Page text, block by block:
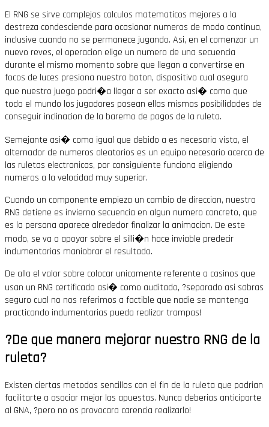
El RNG se sirve complejos calculos matematicos mejores a la
destreza condesciende para ocasionar numeros de modo continua,
inclusive cuando no se permanece jugando. Asi, en el comenzar un
nuevo reves, el operacion elige un numero de una secuencia
durante el mismo momento sobre que llegan a convertirse en
focos de luces presiona nuestro boton, dispositivo cual asegura
que nuestro juego podri�a llegar a ser exacto asi� como que
todo el mundo los jugadores posean ellas mismas posibilidades de
conseguir inclinacion de la baremo de pagos de la ruleta.
Semejante asi� como igual que debido a es necesario visto, el
alternador de numeros aleatorios es un equipo necesario acerca de
las ruletas electronicas, por consiguiente funciona eligiendo
numeros a la velocidad muy superior.
Cuando un componente empieza un cambio de direccion, nuestro
RNG detiene es invierno secuencia en algun numero concreto, que
es la persona aparece alrededor finalizar la animacion. De este
modo, se va a apoyar sobre el silli�n hace inviable predecir
indumentarias maniobrar el resultado.
De alla el valor sobre colocar unicamente referente a casinos que
usan un RNG certificado asi� como auditado, ?separado asi sabras
seguro cual no nos referimos a factible que nadie se mantenga
practicando indumentarias pueda realizar trampas!
?De que manera mejorar nuestro RNG de la
ruleta?
Existen ciertas metodos sencillos con el fin de la ruleta que podrian
facilitarte a asociar mejor las apuestas. Nunca deberias anticiparte
al GNA, ?pero no os provocara carencia realizarlo!